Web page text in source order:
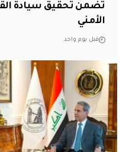
تضمن تحقيق سيادة
الأمني
قبل يوم واحد